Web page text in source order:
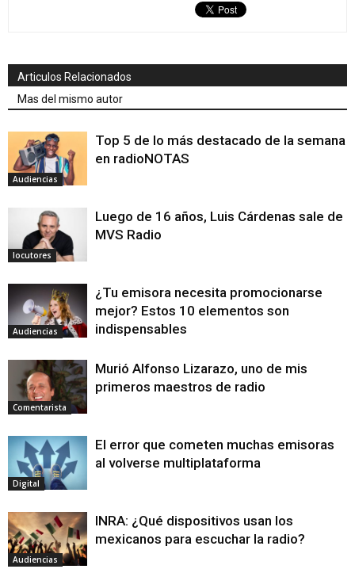
Articulos Relacionados
Mas del mismo autor
Audiencias
Top 5 de lo más destacado de la semana
en radioNOTAS
locutores
Luego de 16 años, Luis Cárdenas sale de
MVS Radio
Audiencias
¿Tu emisora necesita promocionarse
mejor? Estos 10 elementos son
indispensables
Comentarista
Murió Alfonso Lizarazo, uno de mis
primeros maestros de radio
Digital
El error que cometen muchas emisoras
al volverse multiplataforma
Audiencias
INRA: ¿Qué dispositivos usan los
mexicanos para escuchar la radio?